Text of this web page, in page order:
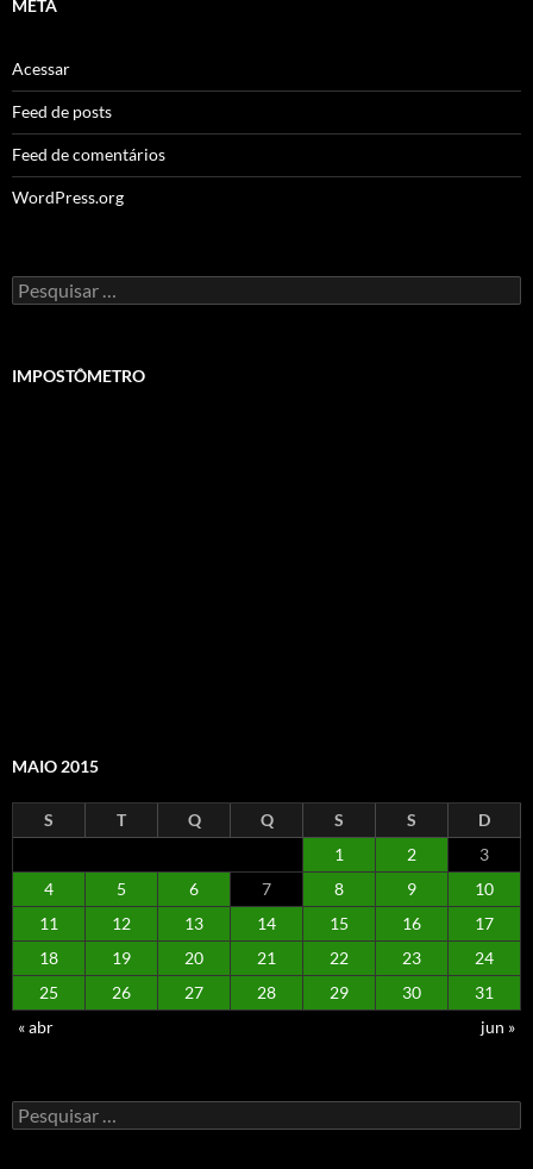
META
Acessar
Feed de posts
Feed de comentários
WordPress.org
Pesquisar
por:
IMPOSTÔMETRO
MAIO 2015
S T Q Q S S
D
1
2
3
4
5 6 7 8 9
10
11
12 13 14 15 16
17
18
19 20 21 22 23
24
25
26 27 28 29 30
31
« abr
jun »
Pesquisar
por: